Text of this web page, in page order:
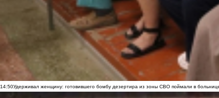
14:50Удерживал женщину: готовившего бомбу дезертира из зоны СВО поймали в